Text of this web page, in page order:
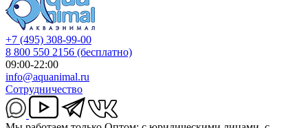
+7 (495) 308-99-00
8 800 550 2156 (бесплатно)
09:00-22:00
info@aquanimal.ru
Сотрудничество